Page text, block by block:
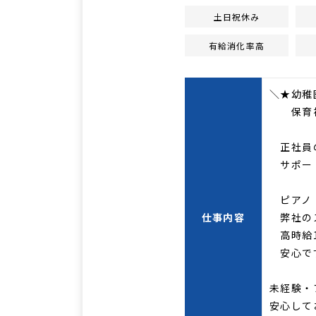
土日祝休み
有給消化率高
仕事内容
＼★幼稚
保育
正社員
サポー
ピアノ
弊社の
高時給
安心
未経験
安心し